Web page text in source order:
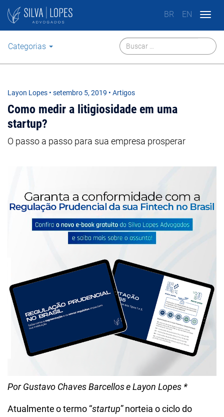
BR EN
Categorias
Layon Lopes • setembro 5, 2019 • Artigos
Como medir a litigiosidade em uma
startup?
O passo a passo para sua empresa prosperar
Por Gustavo Chaves Barcellos e Layon Lopes *
Atualmente o termo “startup” norteia o ciclo do